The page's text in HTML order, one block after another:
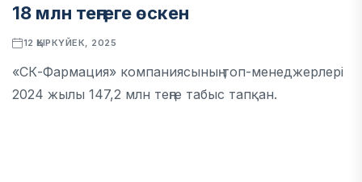
18 млн теңгеге өскен
12 ҚЫРКҮЙЕК, 2025
«СК-Фармация» компаниясының топ-менеджерлері
2024 жылы 147,2 млн теңге табыс тапқан.